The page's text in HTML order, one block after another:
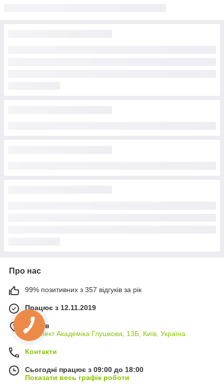
Про нас
99% позитивних з 357 відгуків за рік
Працює з 12.11.2019
м. Київ
проспект Академіка Глушкова, 13Б, Київ, Україна
Контакти
Сьогодні працює з 09:00 до 18:00
Показати весь графік роботи